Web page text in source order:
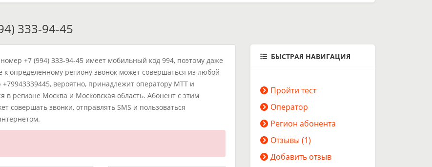
333-94-45
+7 (994) 333-94-45 имеет мобильный код 994, поэтому даже
к определенному региону звонок может совершаться из любой
вероятно, принадлежит оператору МТТ и
в регионе Москва и Московская область. Абонент с этим
совершать звонки, отправлять SMS и пользоваться
БЫСТРАЯ НАВИГАЦИЯ
Пройти тест
Оператор
Регион абонента
Отзывы (1)
Добавить отзыв